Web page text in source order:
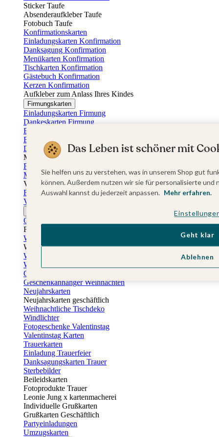
Sticker Taufe
Absenderaufkleber Taufe
Fotobuch Taufe
Konfirmationskarten
Einladungskarten Konfirmation
Danksagung Konfirmation
Menükarten Konfirmation
Tischkarten Konfirmation
Gästebuch Konfirmation
Kerzen Konfirmation
Aufkleber zum Anlass Ihres Kindes
Firmungskarten
Einladungskarten Firmung
Dankeskarten Firmung
Einschulungskarten
Einladungskarten Einschulung
Danksagung Einschulung
Muttertag
Fotogeschenke Muttertag
Muttertagskarten
Vatertag
Fotogeschenke Vatertag
Vatertagskarten
Osterkarten
Fotogeschenke zu Ostern
Weihnachtskarten
Weihnachtskarten selbst gestalten
Weihnachtskarten geschäftlich
Weihnachtsfeier Einladungen
Geschenkaufkleber Weihnachten
Geschenkanhänger Weihnachten
Neujahrskarten
Neujahrskarten geschäftlich
Weihnachtliche Tischdeko
Windlichter
Fotogeschenke Valentinstag
Valentinstag Karten
Trauerkarten
Einladung Trauerfeier
Danksagungskarten Trauer
Sterbebilder
Beileidskarten
Fotoprodukte Trauer
Leonie Jung x kartenmacherei
Individuelle Grußkarten
Grußkarten Geschäftlich
Partyeinladungen
Umzugskarten
Das Leben ist schöner mit
Sie helfen uns zu verstehen, was in unserem Shop gut
können. Außerdem nutzen wir sie für personalisierte
Auswahl kannst du jederzeit anpassen. Mehr erfahren.
Ablehnen
Geht klar